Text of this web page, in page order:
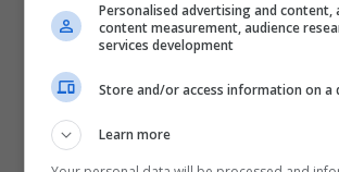
Ilustrim Enigma
Personalised advertising and content,
content measurement, audience
services development
Store and/or access information on a
Learn more